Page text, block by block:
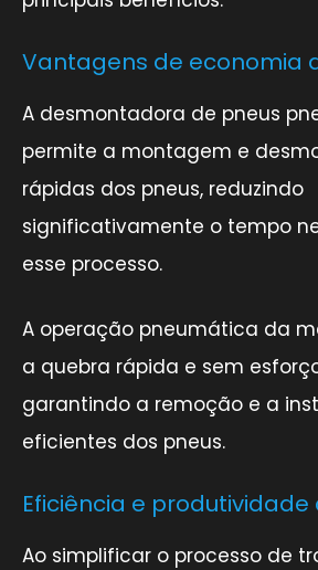
Vantagens de economia
A desmontadora de pneus
permite a montagem e
rápidas dos pneus, reduzindo
significativamente o tempo
esse processo.
A operação pneumática da
a quebra rápida e sem
garantindo a remoção e a
eficientes dos pneus.
Eficiência e
Ao simplificar o processo de